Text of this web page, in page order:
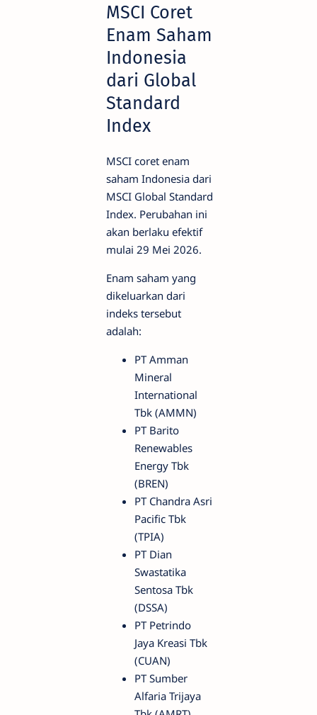
MSCI Coret
Enam Saham
Indonesia
dari Global
Standard
Index
MSCI coret enam
saham Indonesia dari
MSCI Global Standard
Index. Perubahan ini
akan berlaku efektif
mulai 29 Mei 2026.
Enam saham yang
dikeluarkan dari
indeks tersebut
adalah:
PT Amman
Mineral
International
Tbk (AMMN)
PT Barito
Renewables
Energy Tbk
(BREN)
PT Chandra Asri
Pacific Tbk
(TPIA)
PT Dian
Swastatika
Sentosa Tbk
(DSSA)
PT Petrindo
Jaya Kreasi Tbk
(CUAN)
PT Sumber
Alfaria Trijaya